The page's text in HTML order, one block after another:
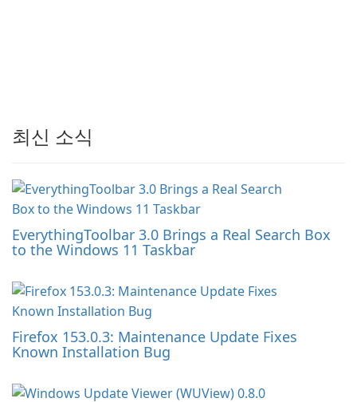
최신 소식
EverythingToolbar 3.0 Brings a Real Search Box
to the Windows 11 Taskbar
Firefox 153.0.3: Maintenance Update Fixes
Known Installation Bug